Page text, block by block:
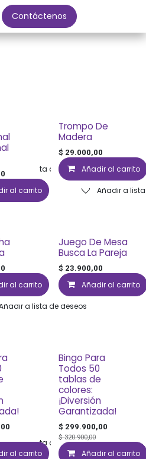
Contáctenos
a lista de deseos
al carrito Añadir a
Trompo De
Madera
$ 29.000,00
Añadir al carrito
a lista de deseos
al carrito Añadir a
Juego De Mesa
Busca La Pareja
$ 23.900,00
Añadir al carrito
a lista de deseos
al carrito Añadir a
Bingo Para
Todos 50
tablas de
colores:
¡Diversión
Garantizada!
$ 299.900,00
$320.900,00
Añadir al carrito